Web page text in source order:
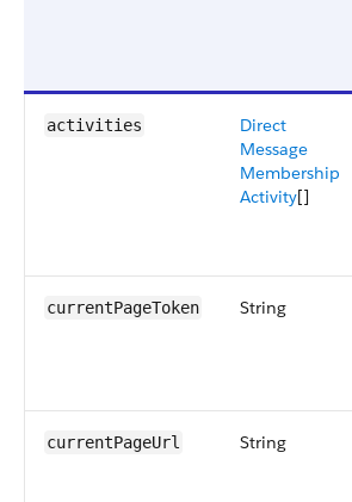
activities
Direct
Message
Membership
Activity[]
currentPageToken String
currentPageUrl String